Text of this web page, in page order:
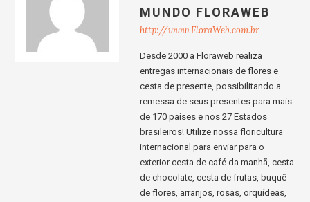
MUNDO FLORAWEB
http://www.FloraWeb.com.br
Desde 2000 a Floraweb realiza
entregas internacionais de flores e
cesta de presente, possibilitando a
remessa de seus presentes para mais
de 170 países e nos 27 Estados
brasileiros! Utilize nossa floricultura
internacional para enviar para o
exterior cesta de café da manhã, cesta
de chocolate, cesta de frutas, buquê
de flores, arranjos, rosas, orquídeas,